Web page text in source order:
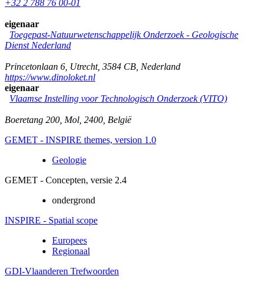
+32 2 788 76 00-01
eigenaar
Toegepast-Natuurwetenschappelijk Onderzoek - Geologische
Dienst Nederland
Princetonlaan 6 Utrecht, 3584 CB Nederland
https://www.dinoloket.nl
eigenaar
Vlaamse Instelling voor Technologisch Onderzoek (VITO)
Boeretang 200 Mol 2400 België
GEMET - INSPIRE themes, version 1.0
Geologie
GEMET - Concepten, versie 2.4
ondergrond
INSPIRE - Spatial scope
Europees
Regionaal
GDI-Vlaanderen Trefwoorden